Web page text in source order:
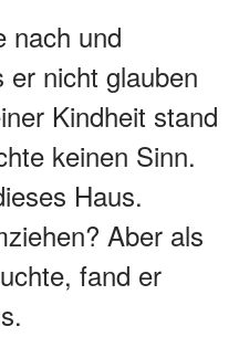
nach und
nicht glauben
Kindheit stand
keinen Sinn.
Haus.
Aber als
fand er